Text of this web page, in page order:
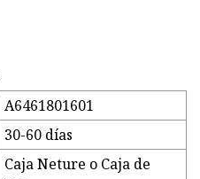
A6461801601
30-60 días
Caja Neture o Caja de